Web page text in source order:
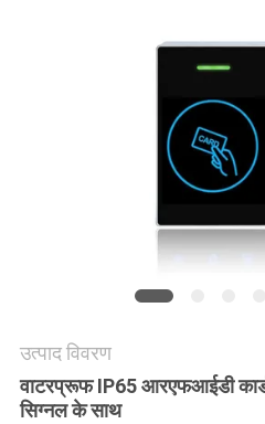
उत्पाद विवरण
वाटरप्रूफ IP65 आरएफआईडी
सिग्नल के साथ